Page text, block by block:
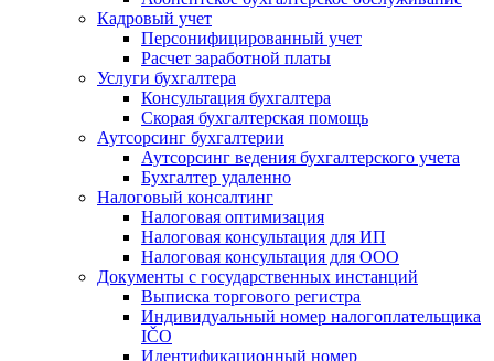
Кадровый учет
Персонифицированный учет
Расчет заработной платы
Услуги бухгалтера
Консультация бухгалтера
Скорая бухгалтерская помощь
Аутсорсинг бухгалтерии
Аутсорсинг ведения бухгалтерского учета
Бухгалтер удаленно
Налоговый консалтинг
Налоговая оптимизация
Налоговая консультация для ИП
Налоговая консультация для ООО
Документы с государственных инстанций
Выписка торгового регистра
Индивидуальный номер налогоплательщика
IČO
Идентификационный номер